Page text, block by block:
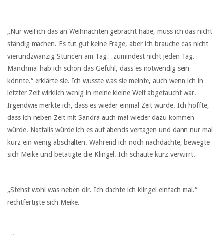
„Nur weil ich das an Weihnachten gebracht habe, muss ich das nicht
ständig machen. Es tut gut keine Frage, aber ich brauche das nicht
vierundzwanzig Stunden am Tag…zumindest nicht jeden Tag.
Manchmal hab ich schon das Gefühl, dass es notwendig sein
könnte.“ erklärte sie. Ich wusste was sie meinte, auch wenn ich in
letzter Zeit wirklich wenig in meine kleine Welt abgetaucht war.
Irgendwie merkte ich, dass es wieder einmal Zeit wurde. Ich hoffte,
dass ich neben Zeit mit Sandra auch mal wieder dazu kommen
würde. Notfalls würde ich es auf abends vertagen und dann nur mal
kurz ein wenig abschalten. Während ich noch nachdachte, bewegte
sich Meike und betätigte die Klingel. Ich schaute kurz verwirrt.
„Stehst wohl was neben dir. Ich dachte ich klingel einfach mal.“
rechtfertigte sich Meike.